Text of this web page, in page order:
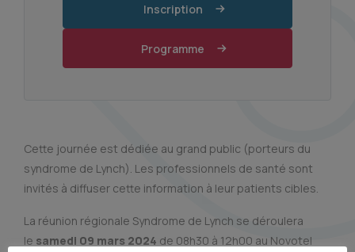
Inscription
Programme
Cette journée est dédiée au grand public (porteurs du
syndrome de Lynch). Les professionnels de santé sont
invités à diffuser cette information à leur patients cibles.
La réunion régionale Syndrome de Lynch se déroulera
le samedi 09 mars 2024 de 08h30 à 12h00 au Novotel